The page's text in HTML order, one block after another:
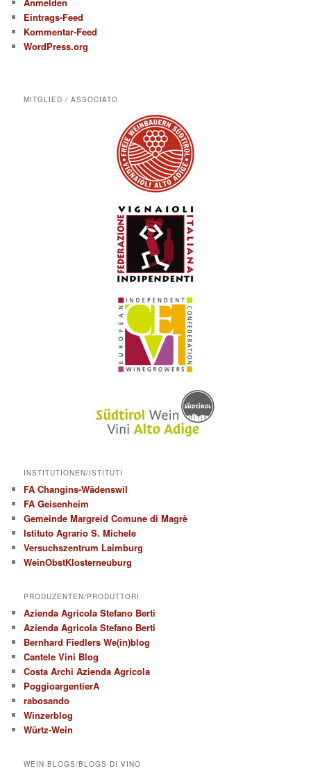
Eintrags-Feed
Kommentar-Feed
WordPress.org
MITGLIED / ASSOCIATO
INSTITUTIONEN/ISTITUTI
FA Changins-Wädenswil
FA Geisenheim
Gemeinde Margreid Comune di Magrè
Istituto Agrario S. Michele
Versuchszentrum Laimburg
WeinObstKlosterneuburg
PRODUZENTEN/PRODUTTORI
Azienda Agricola Stefano Berti
Azienda Agricola Stefano Berti
Bernhard Fiedlers We(in)blog
Cantele Vini Blog
Costa Archi Azienda Agricola
PoggioargentierA
rabosando
Winzerblog
Würtz-Wein
WEIN-BLOGS/BLOGS DI VINO